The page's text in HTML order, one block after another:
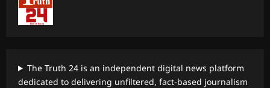
The Truth 24 is an independent digital news platform
dedicated to delivering unfiltered, fact-based journalism